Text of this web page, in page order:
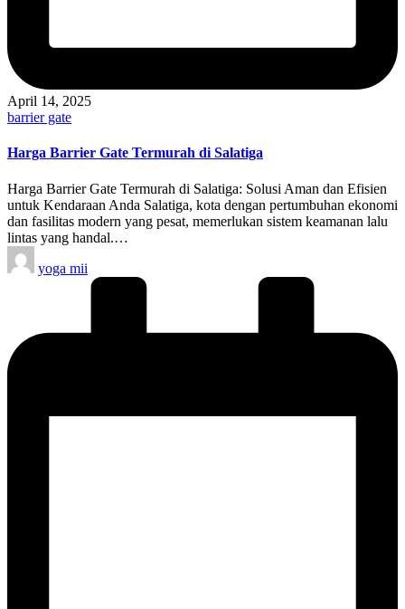
April 14, 2025
Posted
barrier gate
Harga Barrier Gate Termurah di Salatiga
Harga Barrier Gate Termurah di Salatiga: Solusi Aman dan Efisien
untuk Kendaraan Anda Salatiga, kota dengan pertumbuhan ekonomi
dan fasilitas modern yang pesat, memerlukan sistem keamanan lalu
lintas yang handal.…
Posted
by
yoga mii